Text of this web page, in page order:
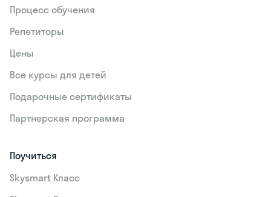
Процесс обучения
Репетиторы
Цены
Все курсы для детей
Подарочные сертификаты
Партнерская программа
Поучиться
Skysmart Класс